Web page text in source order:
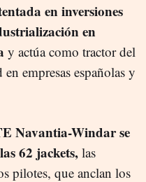
en inversiones
en
y actúa como tractor del
empresas españolas y
Navantia-Windar se
62 jackets, las
pilotes, que anclan los